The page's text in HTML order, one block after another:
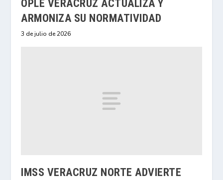
OPLE VERACRUZ ACTUALIZA Y
ARMONIZA SU NORMATIVIDAD
3 de julio de 2026
IMSS VERACRUZ NORTE ADVIERTE